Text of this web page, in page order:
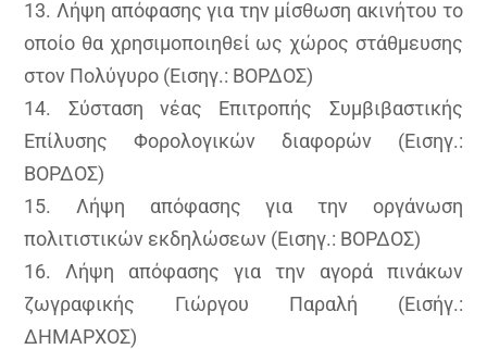
13. Λήψη απόφασης για την μίσθωση ακινήτου το
οποίο θα χρησιμοποιηθεί ως χώρος στάθμευσης
στον Πολύγυρο (Εισηγ.: ΒΟΡΔΟΣ)
14. Σύσταση νέας Επιτροπής Συμβιβαστικής
Επίλυσης Φορολογικών διαφορών (Εισηγ.:
ΒΟΡΔΟΣ)
15. Λήψη απόφασης για την οργάνωση
πολιτιστικών εκδηλώσεων (Εισηγ.: ΒΟΡΔΟΣ)
16. Λήψη απόφασης για την αγορά πινάκων
ζωγραφικής Γιώργου Παραλή (Εισήγ.:
ΔΗΜΑΡΧΟΣ)